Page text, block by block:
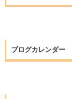
ブログカレンダー